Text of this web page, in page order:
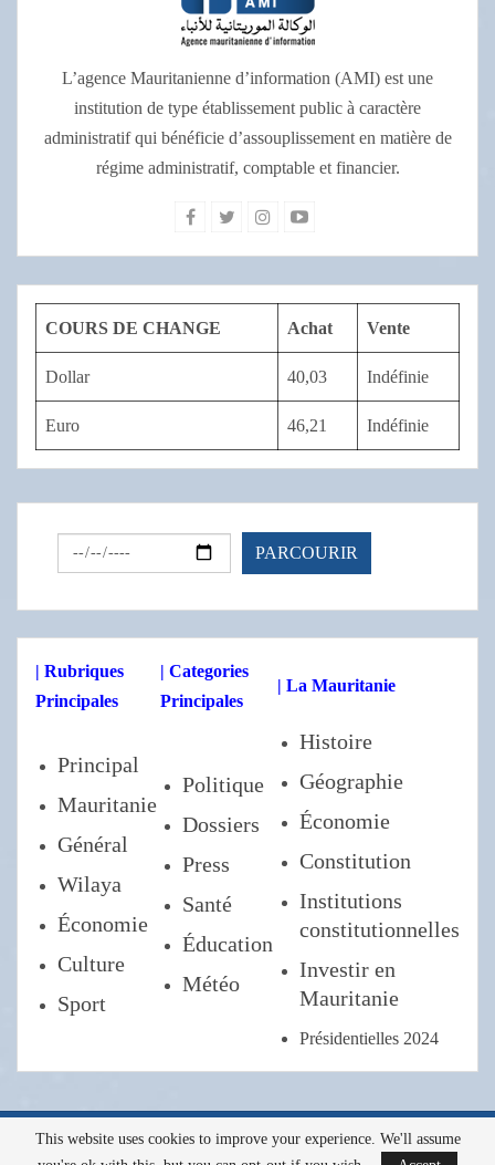
L’agence Mauritanienne d’information (AMI) est une
institution de type établissement public à caractère
administratif qui bénéficie d’assouplissement en matière de
régime administratif, comptable et financier.
COURS DE CHANGE Achat Vente
Dollar 40,03 Indéfinie
Euro 46,21 Indéfinie
| Rubriques
Principales
| Categories
Principales
| La Mauritanie
Principal
Mauritanie
Général
Wilaya
Économie
Culture
Sport
Politique
Dossiers
Press
Santé
Éducation
Météo
Histoire
Géographie
Économie
Constitution
Institutions
constitutionnelles
Investir en
Mauritanie
Présidentielles 2024
Tous droits réservés a l'AMI ©2022
This website uses cookies to improve your experience. We'll assume